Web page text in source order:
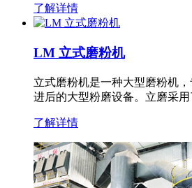
了解详情
LM 立式磨粉机
立式磨粉机是一种大型磨粉机
进后的大型粉磨设备。立磨采
了解详情